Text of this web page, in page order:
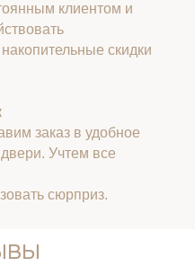
клиентом и
скидки
заказ в удобное
Учтем все
сюрприз.